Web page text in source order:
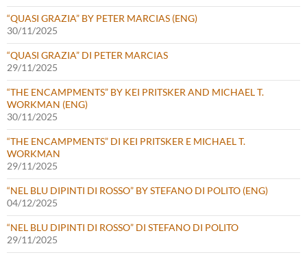
“QUASI GRAZIA” BY PETER MARCIAS (ENG)
30/11/2025
“QUASI GRAZIA” DI PETER MARCIAS
29/11/2025
“THE ENCAMPMENTS” BY KEI PRITSKER AND MICHAEL T.
WORKMAN (ENG)
30/11/2025
“THE ENCAMPMENTS” DI KEI PRITSKER E MICHAEL T.
WORKMAN
29/11/2025
“NEL BLU DIPINTI DI ROSSO” BY STEFANO DI POLITO (ENG)
04/12/2025
“NEL BLU DIPINTI DI ROSSO” DI STEFANO DI POLITO
29/11/2025